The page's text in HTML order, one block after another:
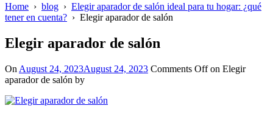
Home › blog › Elegir aparador de salón ideal para tu hogar: ¿qué
tener en cuenta? › Elegir aparador de salón
Elegir aparador de salón
On August 24, 2023August 24, 2023 Comments Offon Elegir
aparador de salón by